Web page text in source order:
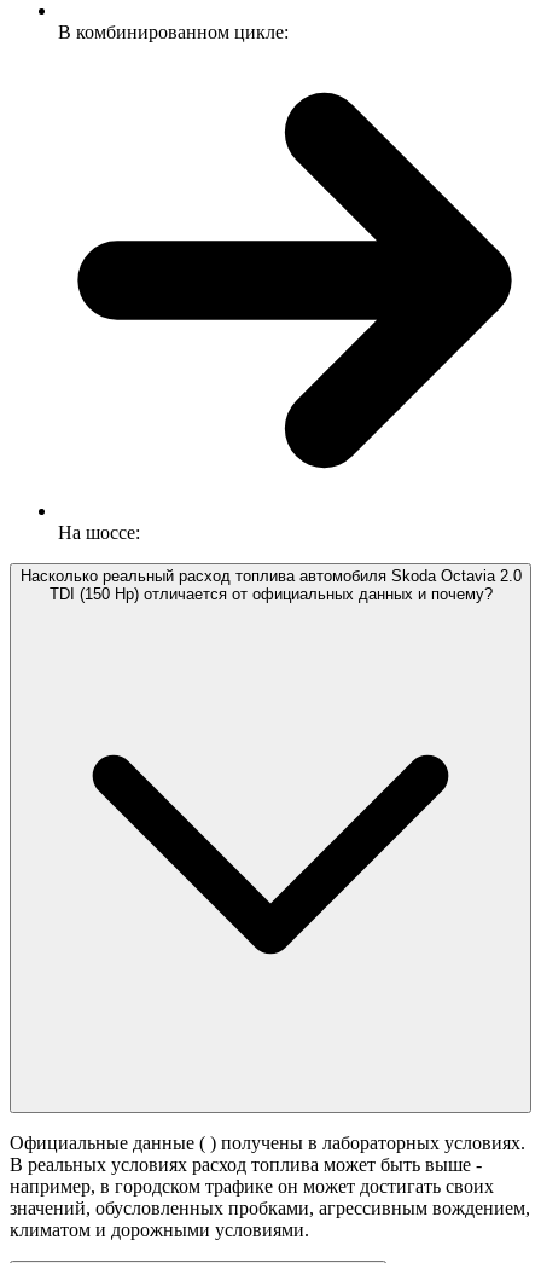
В комбинированном цикле:
На шоссе:
Насколько реальный расход топлива автомобиля Skoda Octavia 2.0
TDI (150 Hp) отличается от официальных данных и почему?
Официальные данные ( ) получены в лабораторных условиях.
В реальных условиях расход топлива может быть выше -
например, в городском трафике он может достигать своих
значений, обусловленных пробками, агрессивным вождением,
климатом и дорожными условиями.